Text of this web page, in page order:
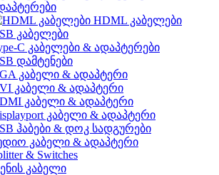
HDML კაბელები
კაბელები
C კაბელები & ადაპტერები
დამტენები
კაბელი & ადაპტერი
კაბელი & ადაპტერი
კაბელი & ადაპტერი
კაბელი & ადაპტერი
ჰაბები & დოკ სადგურები
კაბელი & ადაპტერი
& Switches
კაბელი